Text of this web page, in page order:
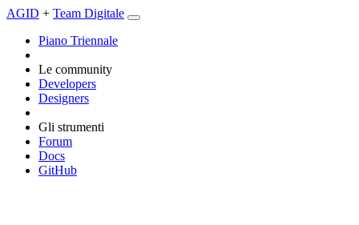
AGID + Team Digitale
Piano Triennale
Le community
Developers
Designers
Gli strumenti
Forum
Docs
GitHub